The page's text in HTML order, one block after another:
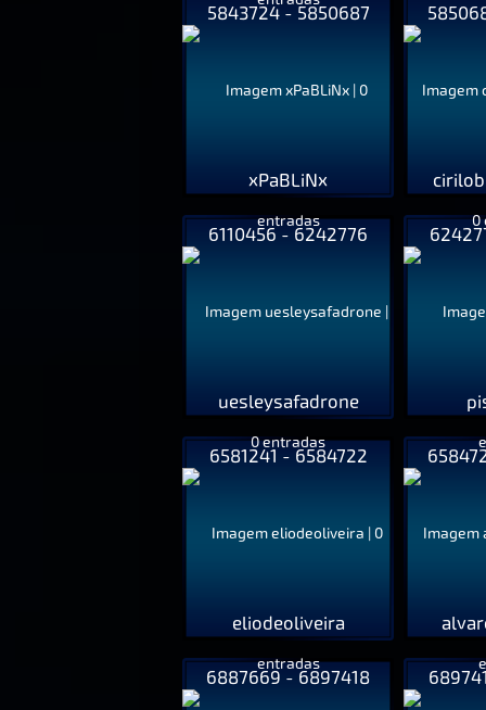
5843724 - 5850687
xPaBLiNx
6110456 - 6242776
uesleysafadrone
6581241 - 6584722
eliodeoliveira
6887669 - 6897418